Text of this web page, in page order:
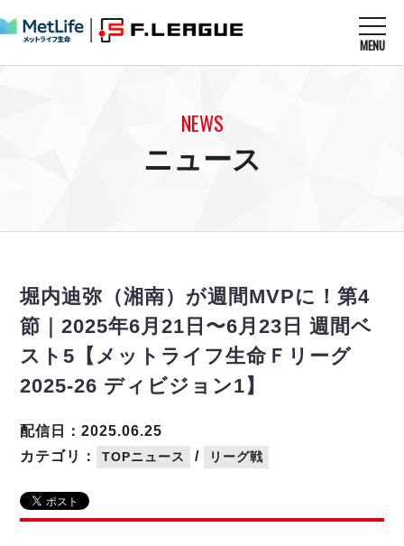
MENU
U-23選抜
メディア情報
フットサル日本代表
その他
戦績表
警告・退場・出場停止選手
個人ランキング｜ゴール
個人ランキング｜シュート
個人ランキング｜シュート成功率
メットライフ生命Ｆ２リーグ
試合日程
エスポラーダ北海道
バルドラール浦安
フウガドールすみだ
しながわシティ
ペスカドーラ町田
湘南ベルマーレ
名古屋オーシャンズ
シュライカー大阪
アリーナ情報 ARENA
リーグ概要
日本フットサルリーグについて
過去の記録 ARCHIVE
過去の試合記録
NEWS
ニュース
堀内迪弥（湘南）が週間MVPに！第4
節｜2025年6月21日〜6月23日 週間ベ
スト5【メットライフ生命Ｆリーグ
2025-26 ディビジョン1】
カテゴリ： TOPニュース / リーグ戦
配信日：2025.06.25